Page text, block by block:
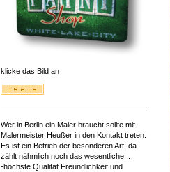
klicke das Bild an
Wer in Berlin ein Maler braucht sollte mit
Malermeister Heußer in den Kontakt treten.
Es ist ein Betrieb der besonderen Art, da
zählt nähmlich noch das wesentliche...
-höchste Qualität Freundlichkeit und